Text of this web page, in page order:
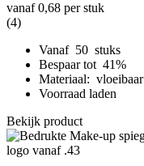
vanaf0,68 per stuk
(4)
Vanaf 50 stuks
Bespaar tot 41%
Materiaal: vloeibaar
Voorraad laden
Bekijk product